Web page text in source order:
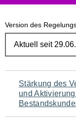
Version des
Navigation
für
Stärkung des
und